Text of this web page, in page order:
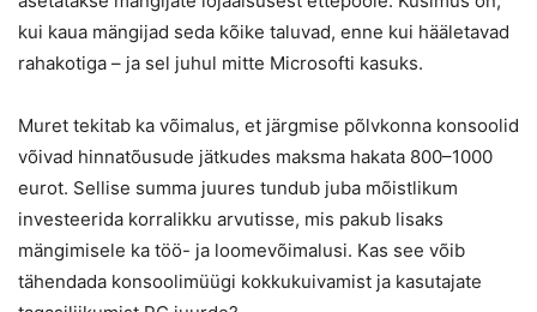
kui kaua mängijad seda kõike taluvad, enne kui hääletavad
rahakotiga – ja sel juhul mitte Microsofti kasuks.
Muret tekitab ka võimalus, et järgmise põlvkonna konsoolid
võivad hinnatõusude jätkudes maksma hakata 800–1000
eurot. Sellise summa juures tundub juba mõistlikum
investeerida korralikku arvutisse, mis pakub lisaks
mängimisele ka töö- ja loomevõimalusi. Kas see võib
tähendada konsoolimüügi kokkukuivamist ja kasutajate